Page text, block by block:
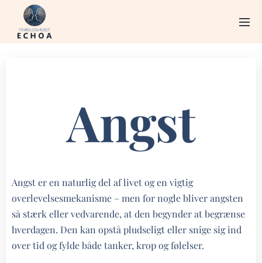
Angst
Angst er en naturlig del af livet og en vigtig
overlevelsesmekanisme – men for nogle bliver angsten
så stærk eller vedvarende, at den begynder at begrænse
hverdagen. Den kan opstå pludseligt eller snige sig ind
over tid og fylde både tanker, krop og følelser.